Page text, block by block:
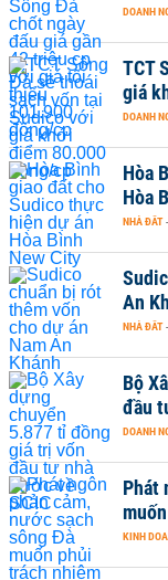
DOANH
TCT
giá
DOANH
Hòa
Hòa
NHÀ ĐẤT -
An
NHÀ ĐẤT -
Bộ
đầu
DOANH
Phát
KINH